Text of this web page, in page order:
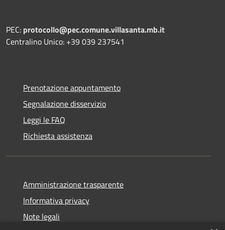
PEC: protocollo@pec.comune.villasanta.mb.it
Centralino Unico: +39 039 237541
Prenotazione appuntamento
Segnalazione disservizio
Leggi le FAQ
Richiesta assistenza
Amministrazione trasparente
Informativa privacy
Note legali